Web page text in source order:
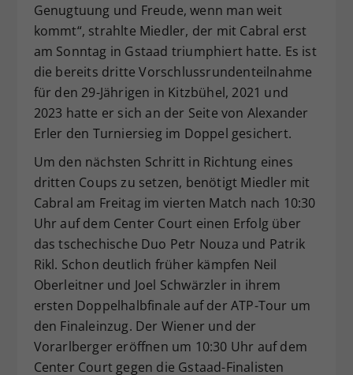
Genugtuung und Freude, wenn man weit
kommt“, strahlte Miedler, der mit Cabral erst
am Sonntag in Gstaad triumphiert hatte. Es ist
die bereits dritte Vorschlussrundenteilnahme
für den 29-Jährigen in Kitzbühel, 2021 und
2023 hatte er sich an der Seite von Alexander
Erler den Turniersieg im Doppel gesichert.
Um den nächsten Schritt in Richtung eines
dritten Coups zu setzen, benötigt Miedler mit
Cabral am Freitag im vierten Match nach 10:30
Uhr auf dem Center Court einen Erfolg über
das tschechische Duo Petr Nouza und Patrik
Rikl. Schon deutlich früher kämpfen Neil
Oberleitner und Joel Schwärzler in ihrem
ersten Doppelhalbfinale auf der ATP-Tour um
den Finaleinzug. Der Wiener und der
Vorarlberger eröffnen um 10:30 Uhr auf dem
Center Court gegen die Gstaad-Finalisten